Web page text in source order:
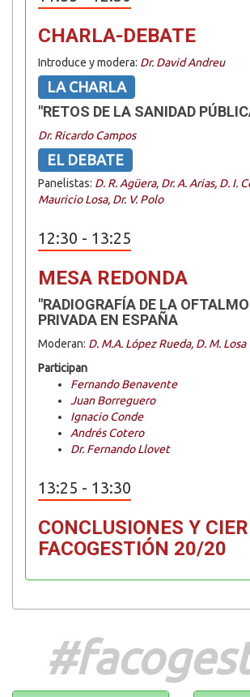
CHARLA-DEBATE
Introduce y modera: Dr. David Andreu
LA CHARLA
"RETOS DE LA SANIDAD
Dr. Ricardo Campos
EL DEBATE
Panelistas: D. R. Agüera, Dr. A. Arias, D. I.
Mauricio Losa, Dr. V. Polo
12:30 - 13:25
MESA REDONDA
"RADIOGRAFÍA DE LA
PRIVADA EN ESPAÑA
Moderan: D. M.A. López Rueda, D. M. Losa
Participan
Fernando Benavente
Juan Borreguero
Ignacio Conde
Andrés Cotero
Dr. Fernando Llovet
13:25 - 13:30
CONCLUSIONES Y
FACOGESTIÓN 20/20